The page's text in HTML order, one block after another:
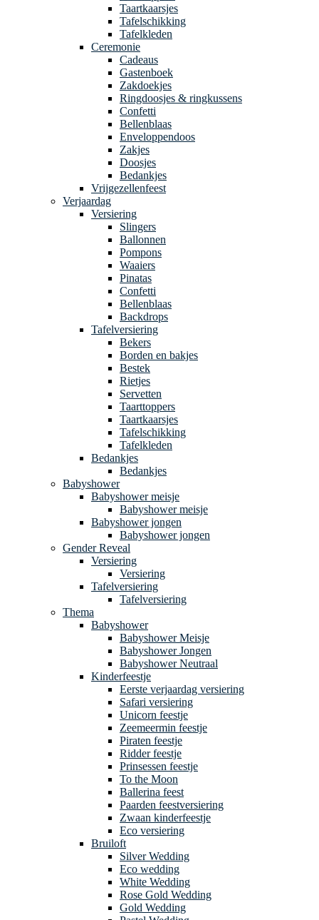
Taartkaarsjes
Tafelschikking
Tafelkleden
Ceremonie
Cadeaus
Gastenboek
Zakdoekjes
Ringdoosjes & ringkussens
Confetti
Bellenblaas
Enveloppendoos
Zakjes
Doosjes
Bedankjes
Vrijgezellenfeest
Verjaardag
Versiering
Slingers
Ballonnen
Pompons
Waaiers
Pinatas
Confetti
Bellenblaas
Backdrops
Tafelversiering
Bekers
Borden en bakjes
Bestek
Rietjes
Servetten
Taarttoppers
Taartkaarsjes
Tafelschikking
Tafelkleden
Bedankjes
Bedankjes
Babyshower
Babyshower meisje
Babyshower meisje
Babyshower jongen
Babyshower jongen
Gender Reveal
Versiering
Versiering
Tafelversiering
Tafelversiering
Thema
Babyshower
Babyshower Meisje
Babyshower Jongen
Babyshower Neutraal
Kinderfeestje
Eerste verjaardag versiering
Safari versiering
Unicorn feestje
Zeemeermin feestje
Piraten feestje
Ridder feestje
Prinsessen feestje
To the Moon
Ballerina feest
Paarden feestversiering
Zwaan kinderfeestje
Eco versiering
Bruiloft
Silver Wedding
Eco wedding
White Wedding
Rose Gold Wedding
Gold Wedding